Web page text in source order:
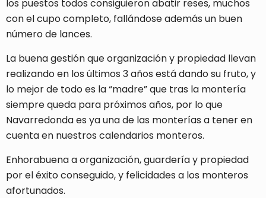
los puestos todos consiguieron abatir reses, muchos
con el cupo completo, fallándose además un buen
número de lances.
La buena gestión que organización y propiedad llevan
realizando en los últimos 3 años está dando su fruto, y
lo mejor de todo es la “madre” que tras la montería
siempre queda para próximos años, por lo que
Navarredonda es ya una de las monterías a tener en
cuenta en nuestros calendarios monteros.
Enhorabuena a organización, guardería y propiedad
por el éxito conseguido, y felicidades a los monteros
afortunados.